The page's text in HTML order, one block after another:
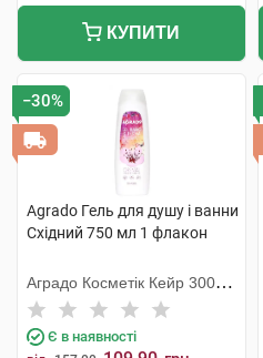
КУПИТИ
−30%
Agrado Гель для душу і ванни
Східний 750 мл 1 флакон
Аградо Косметік Кейр 3000
С.Л.У.
Є в наявності